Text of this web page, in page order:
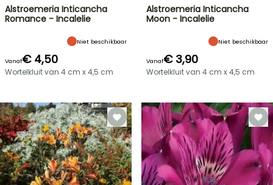
Alstroemeria Inticancha
Romance - Incalelie
Niet beschikbaar
Vanaf€ 4,50
Wortelkluit van 4 cm x 4,5 cm
Alstroemeria Inticancha
Moon - Incalelie
Niet beschikbaar
Vanaf€ 3,90
Wortelkluit van 4 cm x 4,5 cm